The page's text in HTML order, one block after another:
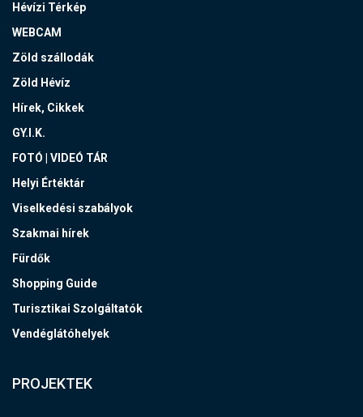
Hévízi Térkép
WEBCAM
Zöld szállodák
Zöld Hévíz
Hírek, Cikkek
GY.I.K.
FOTÓ | VIDEÓ TÁR
Helyi Értéktár
Viselkedési szabályok
Szakmai hírek
Fürdők
Shopping Guide
Turisztikai Szolgáltatók
Vendéglátóhelyek
PROJEKTEK